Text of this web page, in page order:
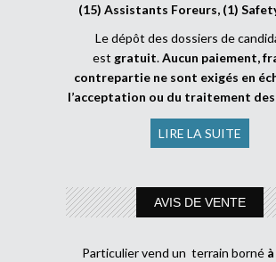
(15) Assistants Foreurs, (1)
Le dépôt des dossiers de
est gratuit.Aucun paiement,
contrepartie ne sont exigés en
l’acceptation ou du traitement
LIRE LA SUITE
AVIS DE VENTE
Particulier vend un terrain borné